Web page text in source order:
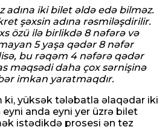
adına iki bilet əldə edə bilməz.
şəxsin adına rəsmiləşdirilir.
özü ilə birlikdə 8 nəfərə və
5 yaşa qədər 8 nəfər
bu rəqəm 4 nəfərə qədər
məqsədi daha çox sərnişinə
imkan yaratmaqdır.
yüksək tələbatla əlaqədar iki
anda eyni yer üzrə bilet
istədikdə prosesi ən tez